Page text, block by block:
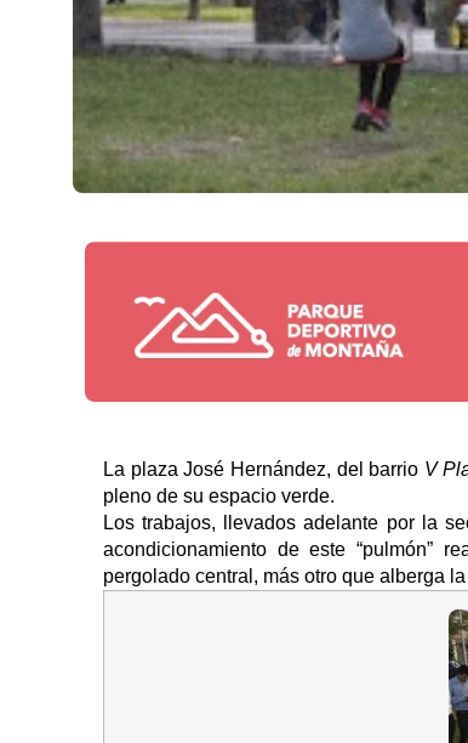
La plaza José Hernández, del barrio V
pleno de su espacio verde.
Los trabajos, llevados adelante por la
acondicionamiento de este “pulmón”
pergolado central, más otro que alberga